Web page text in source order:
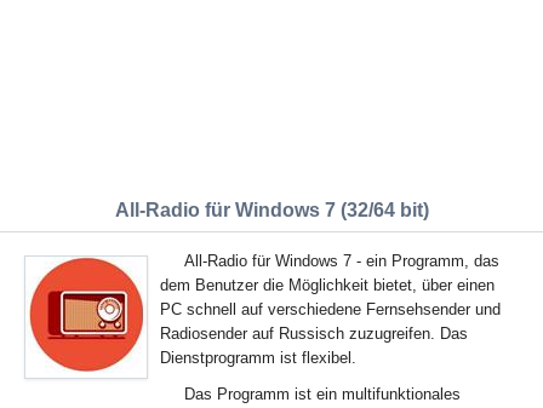
All-Radio für Windows 7 (32/64 bit)
All-Radio für Windows 7 - ein Programm, das
dem Benutzer die Möglichkeit bietet, über einen
PC schnell auf verschiedene Fernsehsender und
Radiosender auf Russisch zuzugreifen. Das
Dienstprogramm ist flexibel.
Das Programm ist ein multifunktionales